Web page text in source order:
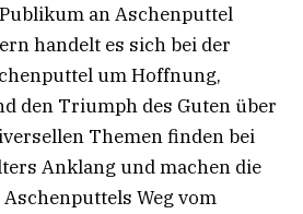
an Aschenputtel
handelt es sich bei der
um Hoffnung,
den Triumph des Guten über
Themen finden bei
Anklang und machen die
Weg vom